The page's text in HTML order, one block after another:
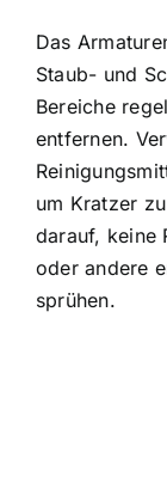
Das
Staub- und
Bereiche
entfernen.
um Kratzer
darauf, keine
oder andere
sprühen.